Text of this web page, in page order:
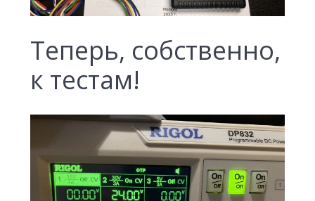
Теперь, собственно,
к тестам!